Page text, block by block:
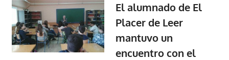
El alumnado de El
Placer de Leer
mantuvo un
encuentro con el